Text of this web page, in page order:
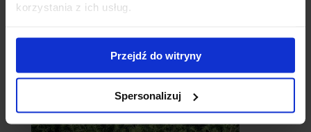
korzystania z ich usług.
Przejdź do witryny
Spersonalizuj